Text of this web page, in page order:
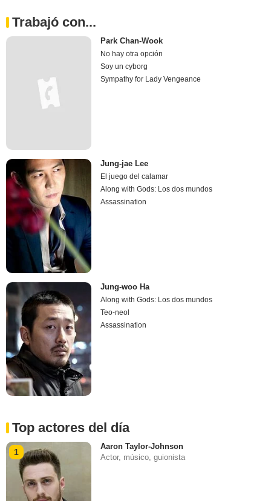
Trabajó con...
Park Chan-Wook
No hay otra opción
Soy un cyborg
Sympathy for Lady Vengeance
Jung-jae Lee
El juego del calamar
Along with Gods: Los dos mundos
Assassination
Jung-woo Ha
Along with Gods: Los dos mundos
Teo-neol
Assassination
Top actores del día
1
Aaron Taylor-Johnson
Actor, músico, guionista